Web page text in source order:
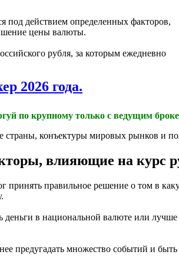
под действием определенных факторов,
цены валюты.
рубля, за которым ежедневно
2026 года.
по крупному только с ведущим
страны, конъектуры мировых рынков и
влияющие на курс
принять правильное решение о том в
деньги в национальной валюте или
предугадать множество событий и